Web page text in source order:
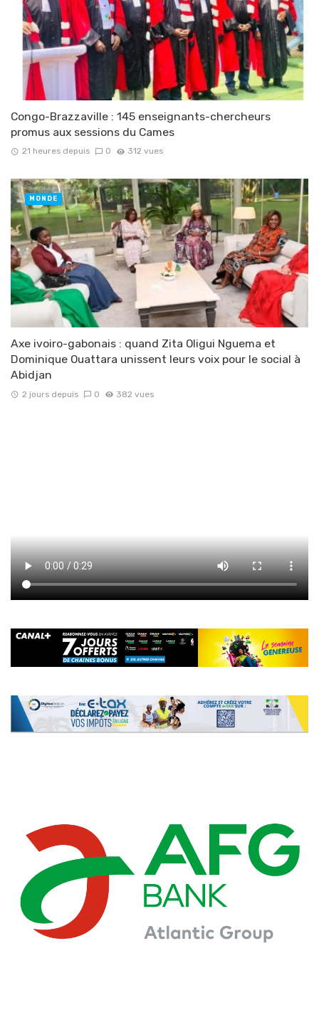
Congo-Brazzaville : 145 enseignants-chercheurs
promus aux sessions du Cames
21 heures depuis 0 312 vues
Axe ivoiro-gabonais : quand Zita Oligui Nguema et
Dominique Ouattara unissent leurs voix pour le social à
Abidjan
2 jours depuis 0 382 vues
MONDE